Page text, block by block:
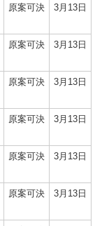
原案可決 3月13日
原案可決 3月13日
原案可決 3月13日
原案可決 3月13日
原案可決 3月13日
原案可決 3月13日